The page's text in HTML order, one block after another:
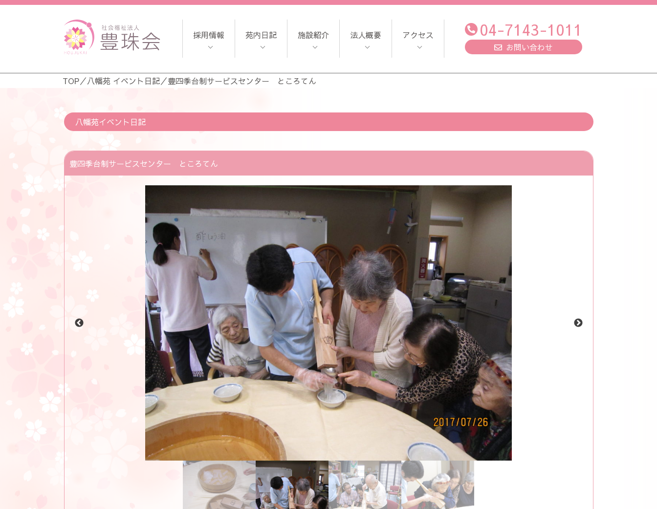
採用情報 苑内日記 施設紹介 法人概要 アクセス 04-7143-1011
お問い合わせ
TOP／八幡苑 イベント日記／豊四季台制サービスセンター ところてん
八幡苑イベント日記
豊四季台制サービスセンター ところてん